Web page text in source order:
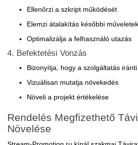
Ellenőrzi a szkript működését
Elemzi átalakítás későbbi műveletek
Optimalizálja a felhasználó utazás
4. Befektetési Vonzás
Bizonyítja, hogy a szolgáltatás
Vizuálisan mutatja növekedés
Növeli a projekt értékelése
Rendelés Megfizethető
Növelése